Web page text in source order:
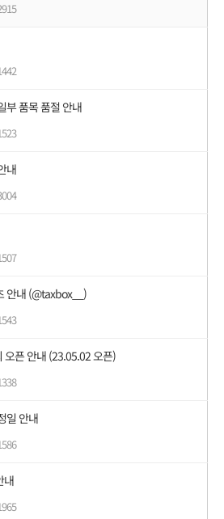
부 품목 품절 안내
내
안내 (@taxbox__)
오픈 안내 (23.05.02 오픈)
일 안내
내